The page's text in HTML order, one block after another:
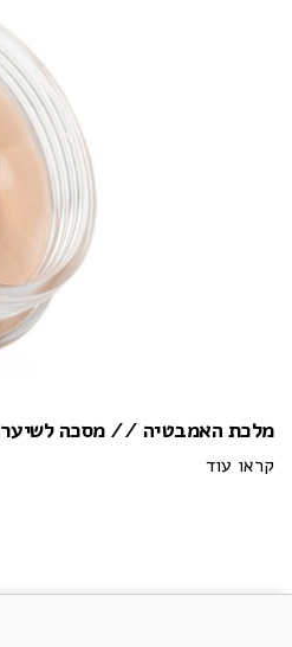
מלכת האמבטיה // מסכה לשיער
קראו עוד